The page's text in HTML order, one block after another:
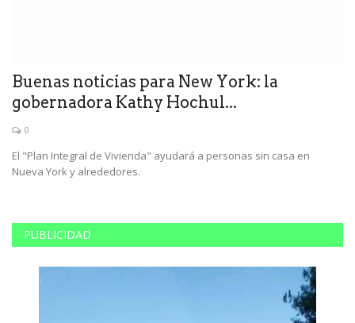
Buenas noticias para New York: la
gobernadora Kathy Hochul...
0
El "Plan Integral de Vivienda" ayudará a personas sin casa en
Nueva York y alrededores.
PUBLICIDAD